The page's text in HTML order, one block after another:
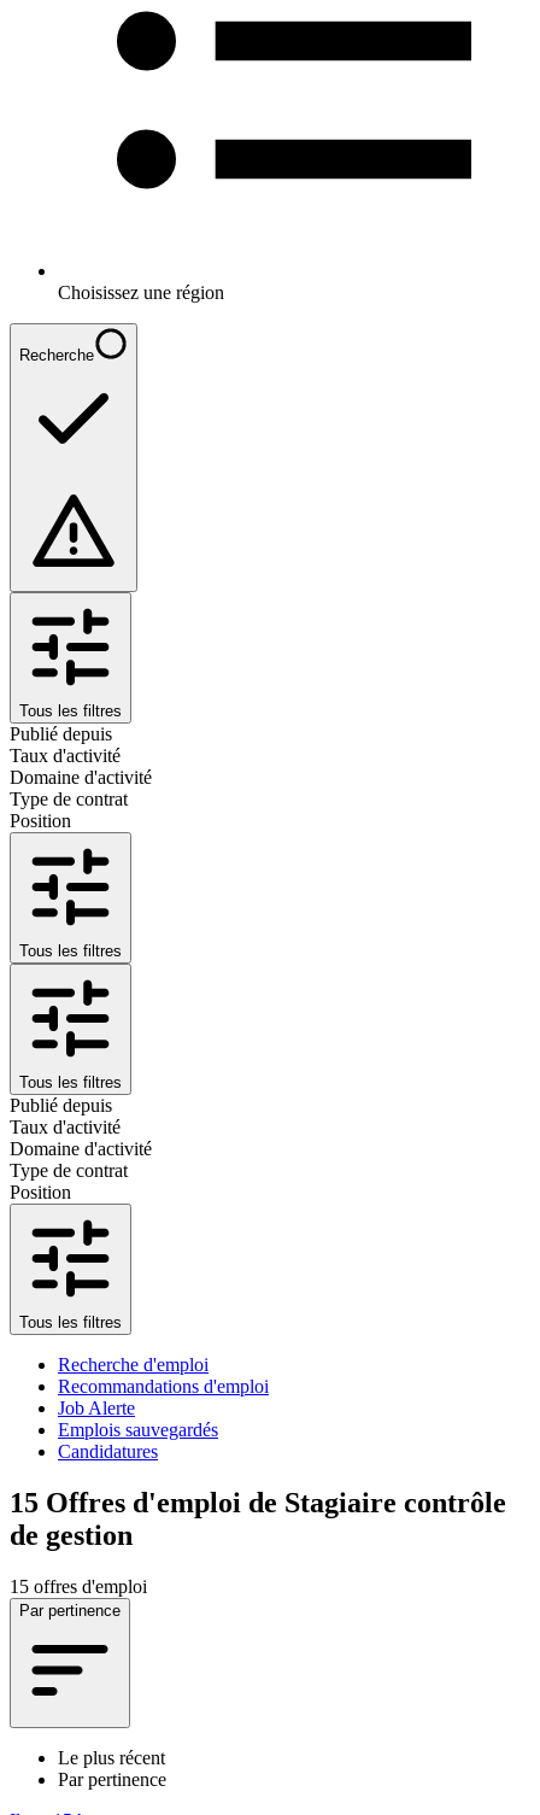
Choisissez une région
Recherche
Tous les filtres
Publié depuis
Taux d'activité
Domaine d'activité
Type de contrat
Position
Tous les filtres
Tous les filtres
Publié depuis
Taux d'activité
Domaine d'activité
Type de contrat
Position
Tous les filtres
Recherche d'emploi
Recommandations d'emploi
Job Alerte
Emplois sauvegardés
Candidatures
15 Offres d'emploi de Stagiaire contrôle
de gestion
15 offres d'emploi
Par pertinence
Le plus récent
Par pertinence